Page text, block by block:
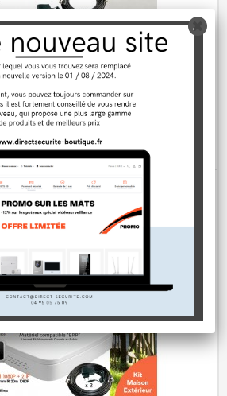
avec 4...
PANIER